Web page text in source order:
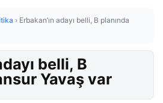
› Erbakan’ın adayı belli, B planında
belli, B
Yavaş var